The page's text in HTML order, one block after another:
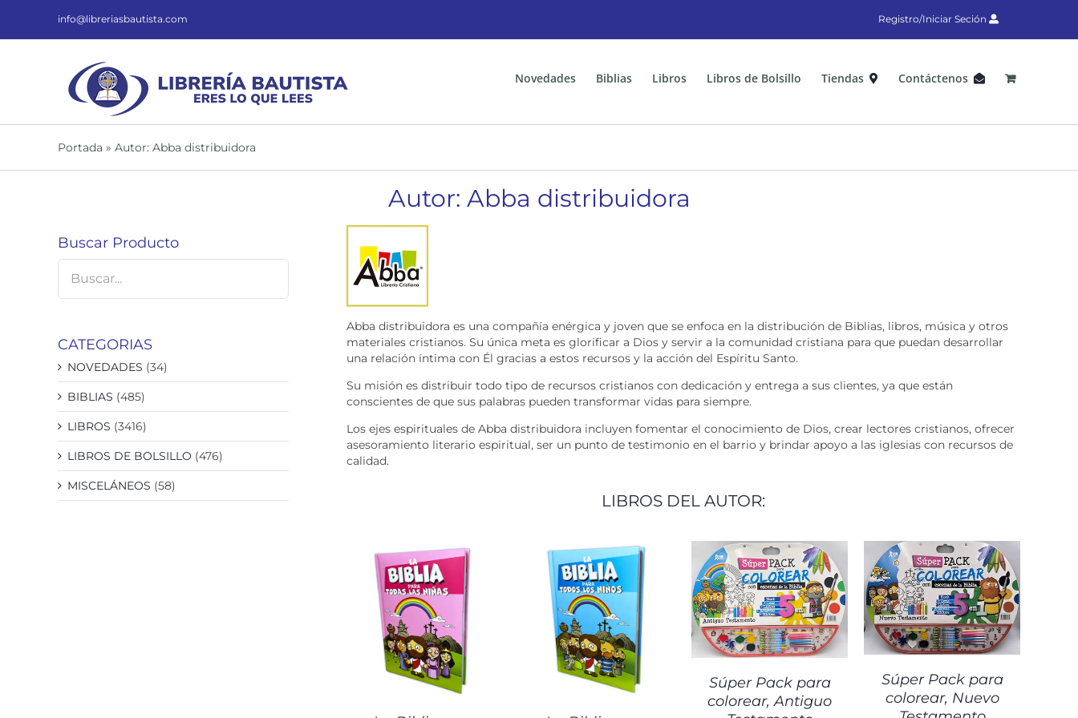
info@libreriasbautista.com Registro/Iniciar Seción
Novedades Biblias Libros Libros de Bolsillo Tiendas Contáctenos
Portada » Autor: Abba distribuidora
Autor: Abba distribuidora
Abba distribuidora es una compañía enérgica y joven que se enfoca en la distribución de Biblias, libros, música y otros
materiales cristianos. Su única meta es glorificar a Dios y servir a la comunidad cristiana para que puedan desarrollar
una relación íntima con Él gracias a estos recursos y la acción del Espíritu Santo.
Su misión es distribuir todo tipo de recursos cristianos con dedicación y entrega a sus clientes, ya que están
conscientes de que sus palabras pueden transformar vidas para siempre.
Los ejes espirituales de Abba distribuidora incluyen fomentar el conocimiento de Dios, crear lectores cristianos, ofrecer
asesoramiento literario espiritual, ser un punto de testimonio en el barrio y brindar apoyo a las iglesias con recursos de
calidad.
LIBROS DEL AUTOR:
DETALLES
DETALLES
Súper Pack para
colorear, Antiguo
DETALLES
Súper Pack para
colorear, Nuevo
Buscar Producto
CATEGORIAS
NOVEDADES (34)
BIBLIAS (485)
LIBROS (3416)
LIBROS DE BOLSILLO (476)
MISCELÁNEOS (58)